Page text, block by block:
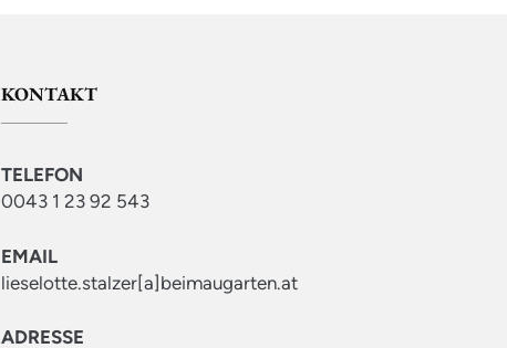
KONTAKT
TELEFON
0043 1 23 92 543
EMAIL
lieselotte.stalzer[a]beimaugarten.at
ADRESSE